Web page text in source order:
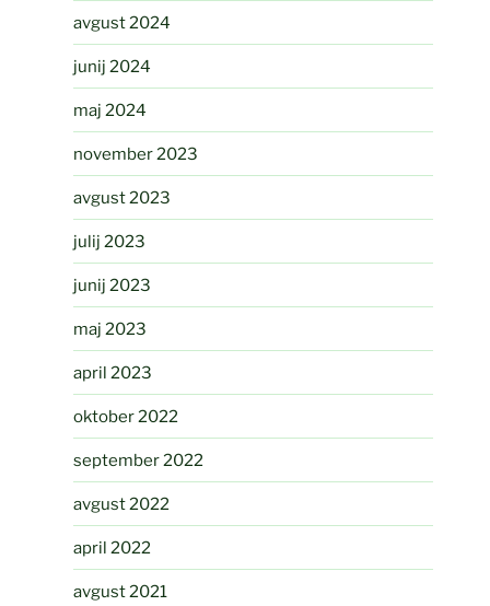
avgust 2024
junij 2024
maj 2024
november 2023
avgust 2023
julij 2023
junij 2023
maj 2023
april 2023
oktober 2022
september 2022
avgust 2022
april 2022
avgust 2021